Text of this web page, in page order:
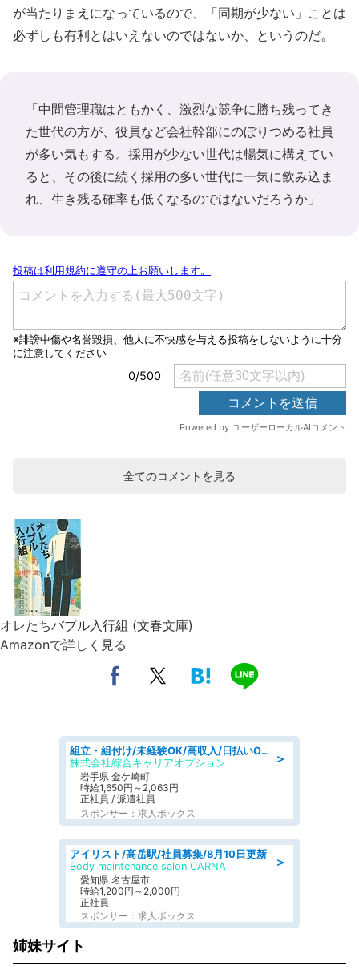
が当たりまえになっているので、「同期が少ない」ことは
必ずしも有利とはいえないのではないか、というのだ。
「中間管理職はともかく、激烈な競争に勝ち残ってき
た世代の方が、役員など会社幹部にのぼりつめる社員
が多い気もする。採用が少ない世代は暢気に構えてい
ると、その後に続く採用の多い世代に一気に飲み込ま
れ、生き残る確率も低くなるのではないだろうか」
全てのコメントを見る
オレたちバブル入行組 (文春文庫)
Amazonで詳しく見る
＞
組立・組付け/未経験OK/高収入/日払いOK/交替制/20・30・40代活躍中
株式会社綜合キャリアオプション
岩手県 金ケ崎町
時給1,650円～2,063円
正社員 / 派遣社員
スポンサー：求人ボックス
＞
アイリスト/高岳駅/社員募集/8月10日更新
Body maintenance salon CARNA
愛知県 名古屋市
時給1,200円～2,000円
正社員
スポンサー：求人ボックス
姉妹サイト